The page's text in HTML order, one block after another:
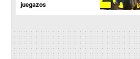
juegazos